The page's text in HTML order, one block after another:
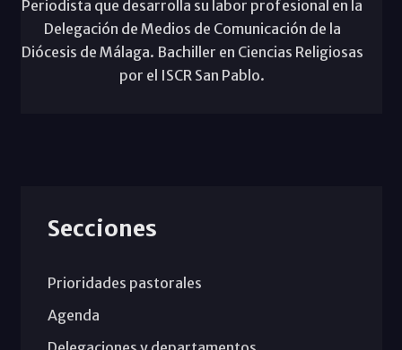
Periodista que desarrolla su labor profesional en la
Delegación de Medios de Comunicación de la
Diócesis de Málaga. Bachiller en Ciencias Religiosas
por el ISCR San Pablo.
Secciones
Prioridades pastorales
Agenda